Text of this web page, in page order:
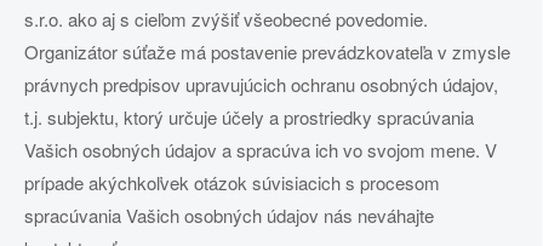
s.r.o. ako aj s cieľom zvýšiť všeobecné povedomie.
Organizátor súťaže má postavenie prevádzkovateľa v zmysle
právnych predpisov upravujúcich ochranu osobných údajov,
t.j. subjektu, ktorý určuje účely a prostriedky spracúvania
Vašich osobných údajov a spracúva ich vo svojom mene. V
prípade akýchkoľvek otázok súvisiacich s procesom
spracúvania Vašich osobných údajov nás neváhajte